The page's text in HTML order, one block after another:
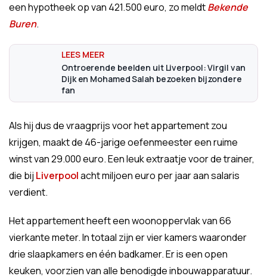
een hypotheek op van 421.500 euro, zo meldtBekende
Buren.
Ontroerende beelden uit Liverpool: Virgil van
Dijk en Mohamed Salah bezoeken bijzondere
fan
Als hij dus de vraagprijs voor het appartement zou
krijgen, maakt de 46-jarige oefenmeester een ruime
winst van 29.000 euro. Een leuk extraatje voor de trainer,
die bij Liverpoolacht miljoen euro per jaar aan salaris
verdient.
Het appartement heeft een woonoppervlak van 66
vierkante meter. In totaal zijn er vier kamers waaronder
drie slaapkamers en één badkamer. Er is een open
keuken, voorzien van alle benodigde inbouwapparatuur.